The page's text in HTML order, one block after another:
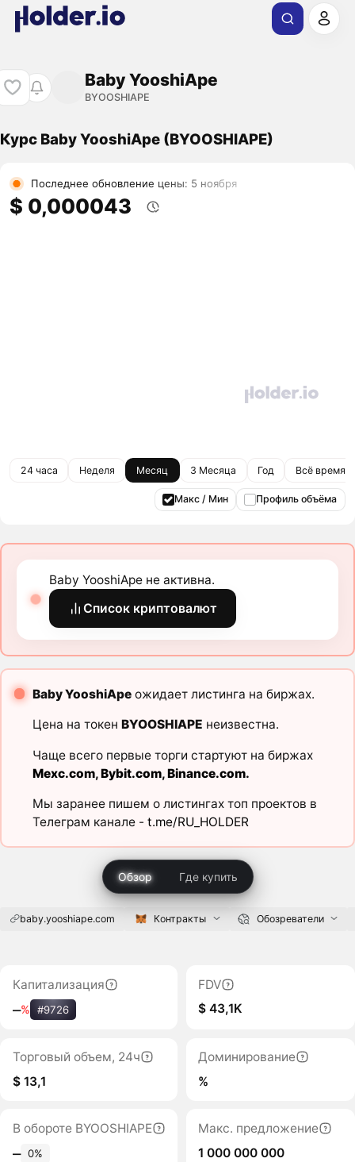
Baby YooshiApe
BYOOSHIAPE
Курс Baby YooshiApe (BYOOSHIAPE)
Последнее обновление цены: 5 ноября
$ 0,000043
24 часа Неделя Месяц 3 Месяца Год Всё время
Макс / Мин Профиль объёма
Baby YooshiApe не активна.
Список криптовалют
Baby YooshiApeожидает листинга на биржах.
Цена на токен BYOOSHIAPE неизвестна.
Чаще всего первые торги стартуют на биржах
Mexc.com,Bybit.com,Binance.com.
Мы заранее пишем о листингах топ проектов в
Телеграм канале - t.me/RU_HOLDER
Обзор Где купить
baby.yooshiape.com Контракты Обозреватели
Капитализация
‒% #9726
FDV
$ 43,1K
Торговый объем, 24ч
$ 13,1
Доминирование
%
В обороте BYOOSHIAPE
‒ 0%
Макс. предложение
1 000 000 000